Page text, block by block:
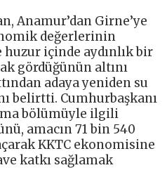
Anamur’dan Girne’ye
değerlerinin
huzur içinde aydınlık bir
gördüğünün altını
adaya yeniden su
belirtti. Cumhurbaşkanı
bölümüyle ilgili
amacın 71 bin 540
KKTC ekonomisine
katkı sağlamak